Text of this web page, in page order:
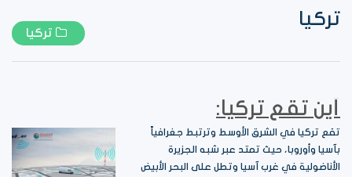
تركيا
تركيا
أين تقع تركيا:
تقع تركيا في الشرق الأوسط وترتبط جغرافياً
بآسيا وأوروبا، حيث تمتد عبر شبه الجزيرة
الأناضولية في غرب آسيا وتطل على البحر الأبيض